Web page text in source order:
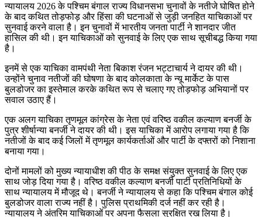
न्यायालय 2026 के पश्चिम बंगाल राज्य विधानसभा चुनावों के नतीजे घोषित होने
के बाद कथित तोड़फोड़ और हिंसा की घटनाओं से जुड़ी जनहित याचिकाओं पर
सुनवाई करने वाला है। इन चुनावों में भारतीय जनता पार्टी ने शानदार जीत
हासिल की थी। इन याचिकाओं को सुनवाई के लिए एक साथ सूचीबद्ध किया गया
है।
इनमें से एक याचिका वामपंथी नेता बिकाश रंजन भट्टाचार्य ने दायर की थी।
उन्होंने चुनाव नतीजों की घोषणा के बाद कोलकाता के न्यू मार्केट के पास
बुलडोजर का इस्तेमाल करके कथित रूप से चलाए गए तोड़फोड़ अभियानों पर
सवाल उठाए हैं।
एक अलग याचिका तृणमूल कांग्रेस के नेता एवं वरिष्ठ वकील कल्याण बनर्जी के
पुत्र शीर्षान्या बनर्जी ने दायर की थी। इस याचिका में आरोप लगाया गया है कि
नतीजों के बाद कई जिलों में तृणमूल कार्यकर्ताओं और पार्टी के दफ्तरों को निशाना
बनाया गया।
दोनों मामलों को मुख्य न्यायाधीश की पीठ के समक्ष संयुक्त सुनवाई के लिए एक
साथ जोड़ दिया गया है। वरिष्ठ वकील कल्याण बनर्जी पार्टी प्रतिनिधियों के
साथ न्यायालय में मौजूद थे। बनर्जी ने न्यायालय से कहा कि पश्चिम बंगाल कोई
बुलडोजर वाला राज्य नहीं है। पुलिस प्राथमिकी दर्ज नहीं कर रही है।
न्यायालय ने अंतरिम याचिकाओं पर अपना फैसला सुरक्षित रख लिया है।